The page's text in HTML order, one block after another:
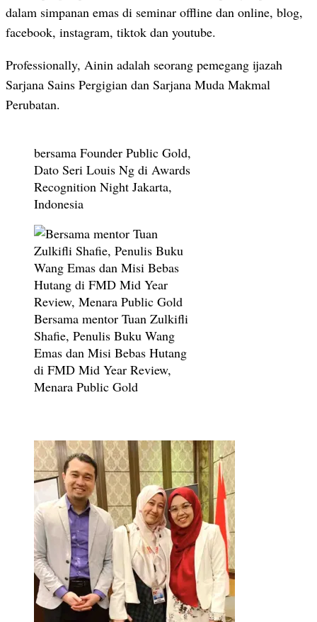
dalam simpanan emas di seminar offline dan online, blog,
facebook, instagram, tiktok dan youtube.
Professionally, Ainin adalah seorang pemegang ijazah
Sarjana Sains Pergigian dan Sarjana Muda Makmal
Perubatan.
bersama Founder Public Gold,
Dato Seri Louis Ng di Awards
Recognition Night Jakarta,
Indonesia
Bersama mentor Tuan Zulkifli
Shafie, Penulis Buku Wang
Emas dan Misi Bebas Hutang
di FMD Mid Year Review,
Menara Public Gold